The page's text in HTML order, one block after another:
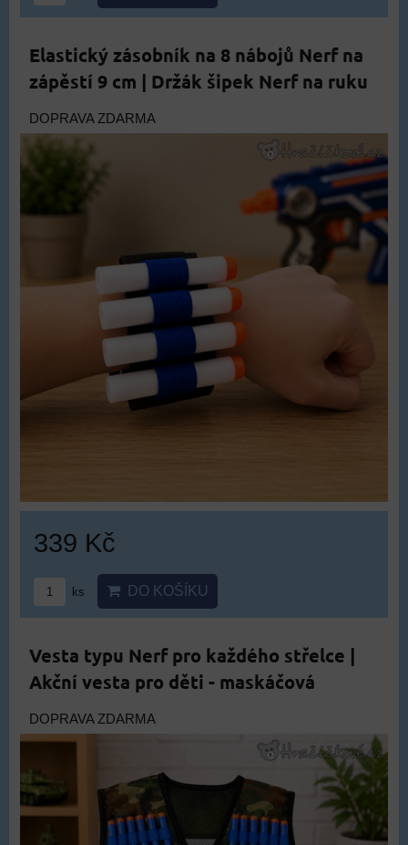
Elastický zásobník na 8 nábojů Nerf na
zápěstí 9 cm | Držák šipek Nerf na ruku
DOPRAVA ZDARMA
339 Kč
ks DO KOŠÍKU
Vesta typu Nerf pro každého střelce |
Akční vesta pro děti - maskáčová
DOPRAVA ZDARMA